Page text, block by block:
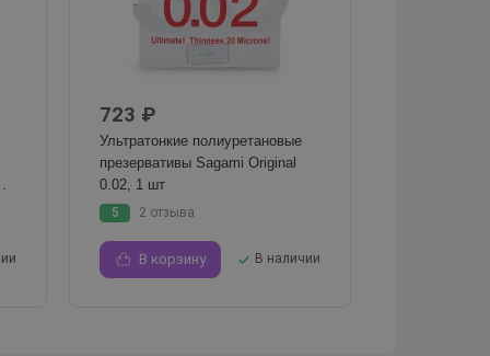
723 ₽
Ультратонкие полиуретановые
презервативы Sagami Original
0.02, 1 шт
5 2 отзыва
В корзину В наличии